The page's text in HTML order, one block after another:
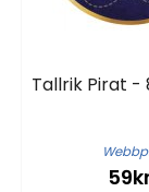
Tallrik Pirat -